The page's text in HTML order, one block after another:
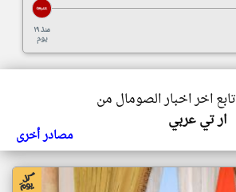
منذ ١٩
يوم
تابع اخر اخبار الصومال من
ار تي عربي
مصادر أخرى